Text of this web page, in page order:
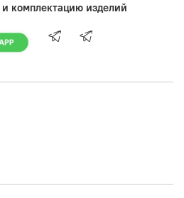
комплектацию изделий